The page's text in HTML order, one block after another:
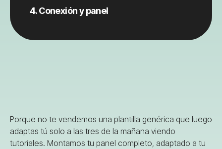
4. Conexión y panel
Porque no te vendemos una plantilla genérica que luego
adaptas tú solo a las tres de la mañana viendo
tutoriales. Montamos tu panel completo, adaptado a tu